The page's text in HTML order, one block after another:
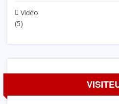
Vidéo
(5)